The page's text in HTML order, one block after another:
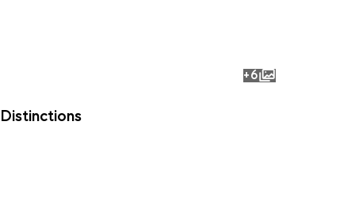
+6photos
Distinctions